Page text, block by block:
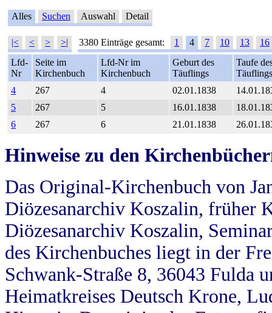
Alles Suchen Auswahl Detail
|< < > >| 3380 Einträge gesamt: 1 4 7 10 13
16
Lfd-
Nr
Seite im
Kirchenbuch
Lfd-Nr im
Kirchenbuch
Geburt des
Täuflings
Taufe
Täuflings
4
267 4 02.01.1838
5
267 5 16.01.1838
6
267 6 21.01.1838
Hinweise zu den
Das Original-Kirchenbuch von
Diözesanarchiv Koszalin, früher
Diözesanarchiv Koszalin,
des Kirchenbuches liegt in der
Schwank-Straße 8, 36043 Fulda
Heimatkreises Deutsch Krone,